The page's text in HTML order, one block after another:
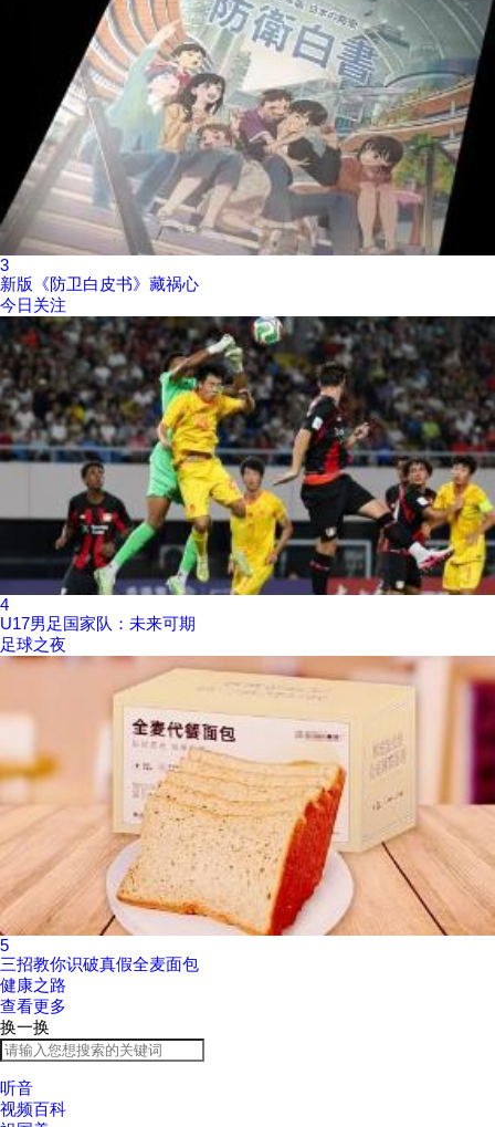
3
新版《防卫白皮书》藏祸心
今日关注
4
U17男足国家队：未来可期
足球之夜
5
三招教你识破真假全麦面包
健康之路
查看更多
换一换
听音
视频百科